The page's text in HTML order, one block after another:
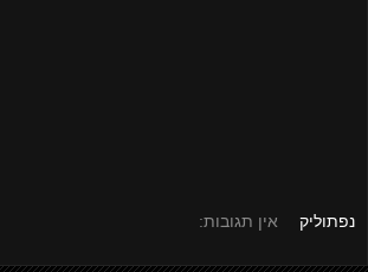
נפתוליק אין תגובות: